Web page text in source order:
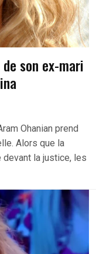
son ex-mari
Ohanian prend
Alors que la
la justice, les